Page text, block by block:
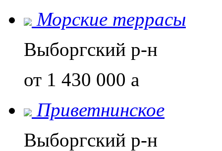
Морские террасы
Выборгский р-н
от 1 430 000 a
Приветнинское
Выборгский р-н